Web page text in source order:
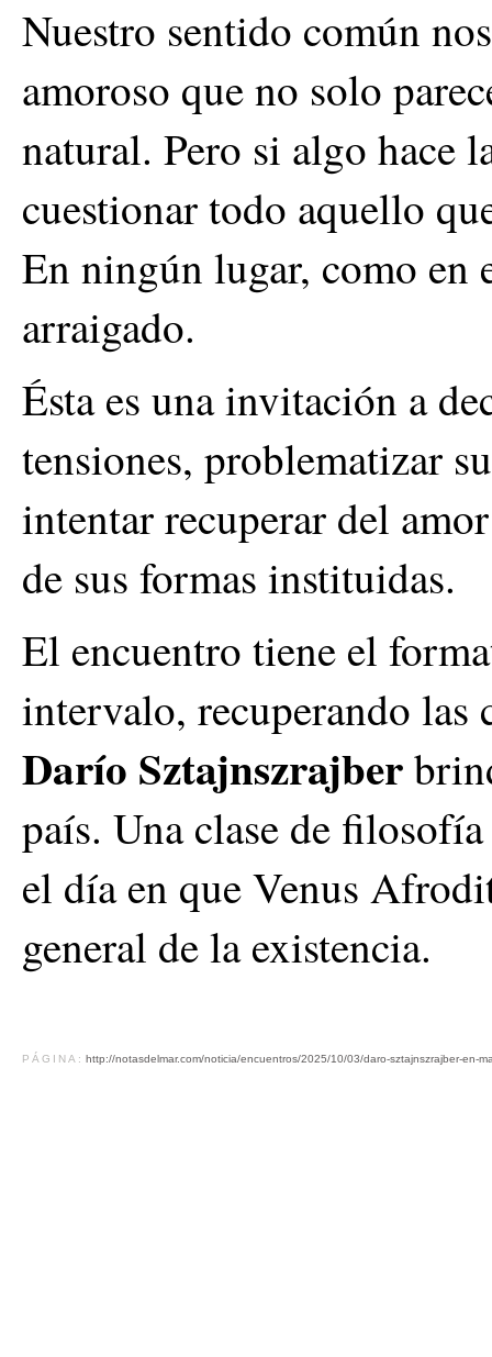
Nuestro sentido común
amoroso que no solo
natural. Pero si algo hace
cuestionar todo aquello
En ningún lugar, como en
arraigado.
Ésta es una invitación a
tensiones, problematizar
intentar recuperar del
de sus formas instituidas.
El encuentro tiene el
intervalo, recuperando las
Darío Sztajnszrajber
país. Una clase de
el día en que Venus
general de la existencia.
PÁGINA: http://notasdelmar.com/noticia/encuentros/2025/10/03/daro-sztajnszrajber-en-